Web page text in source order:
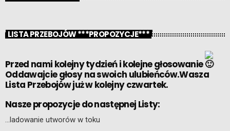
LISTA PRZEBOJÓW ***PROPOZYCJE***
Przed nami kolejny tydzień i kolejne głosowanie
Oddawajcie głosy na swoich ulubieńców.Wasza
Lista Przebojów już w kolejny czwartek.
Nasze propozycje do następnej Listy:
…ladowanie utworów w toku